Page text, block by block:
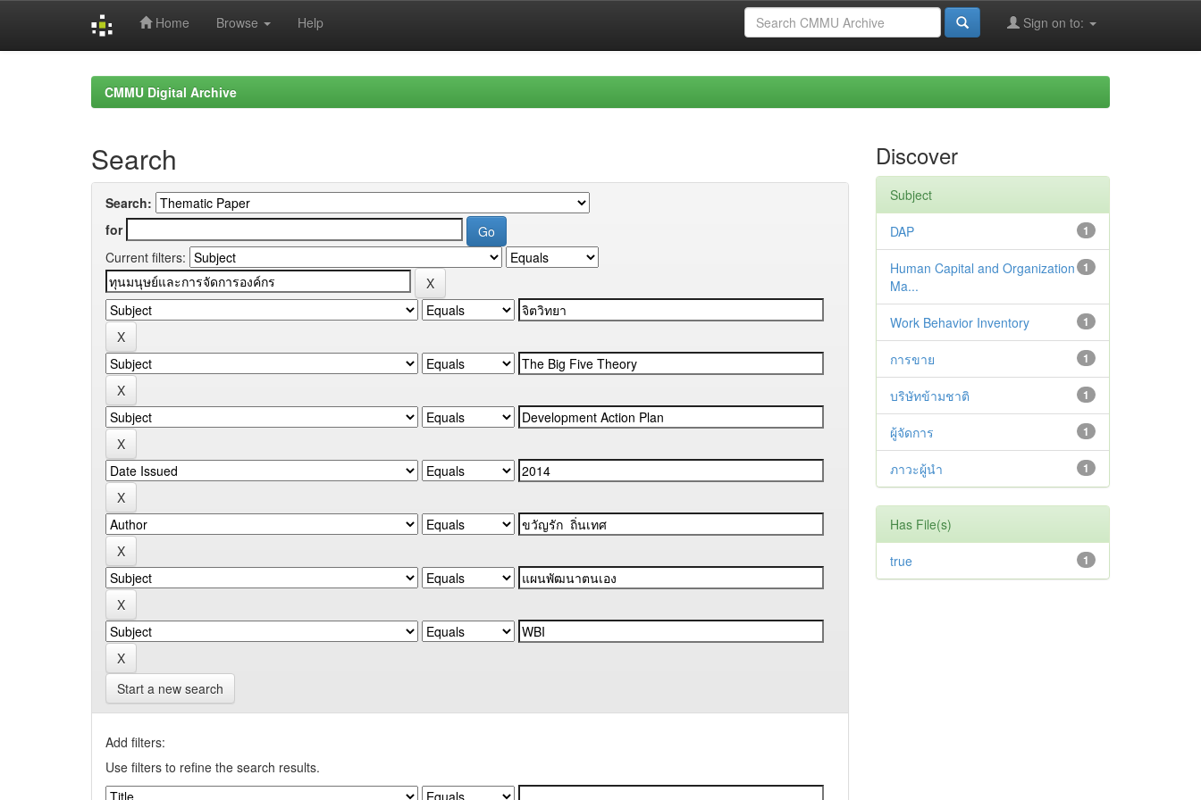
Home Browse Help Sign on to:
CMMU Digital Archive
Search
Search:
for
Current filters:
Start a new search
Add filters:
Use filters to refine the search results.
Discover
Subject
1
DAP
1
Human Capital and Organization
Ma...
1
Work Behavior Inventory
1
การขาย
1
บริษัทข้ามชาติ
1
ผู้จัดการ
1
ภาวะผู้นำ
Has File(s)
1
true